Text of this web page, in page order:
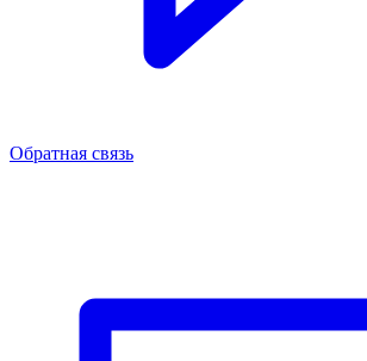
Обратная связь